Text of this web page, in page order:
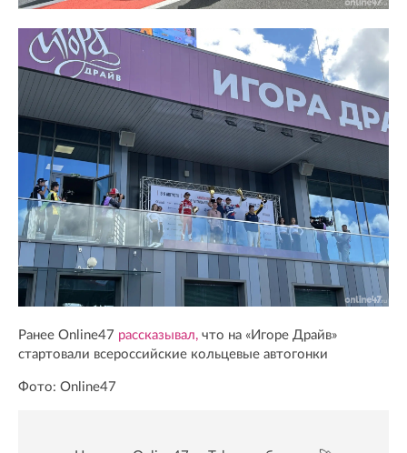
Ранее Online47 рассказывал, что на «Игоре Драйв»
стартовали всероссийские кольцевые автогонки
Фото: Online47